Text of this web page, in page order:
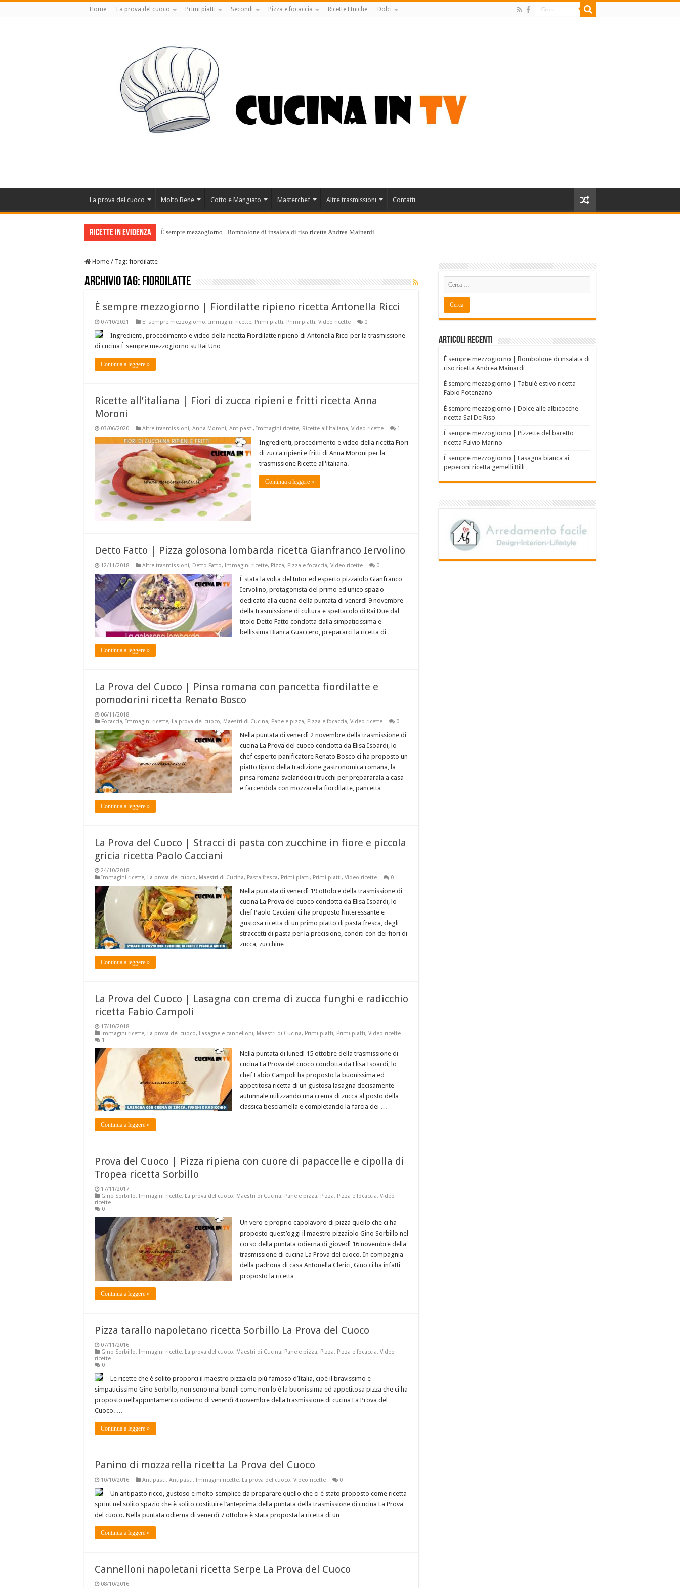
Home La prova del cuoco Primi piatti Secondi Pizza e focaccia Ricette Etniche Dolci
La prova del cuoco Molto Bene Cotto e Mangiato Masterchef Altre trasmissioni Contatti
Ricette in evidenza È sempre mezzogiorno | Bombolone di insalata di riso ricetta Andrea Mainardi
Home / Tag: fiordilatte
Archivio tag: fiordilatte
È sempre mezzogiorno | Fiordilatte ripieno ricetta Antonella Ricci
07/10/2021 E' sempre mezzogiorno, Immagini ricette, Primi piatti, Primi piatti, Video ricette 0
Ingredienti, procedimento e video della ricetta Fiordilatte ripieno di Antonella Ricci per la trasmissione
di cucina È sempre mezzogiorno su Rai Uno
Continua a leggere »
Ricette all’italiana | Fiori di zucca ripieni e fritti ricetta Anna
Moroni
03/06/2020 Altre trasmissioni, Anna Moroni, Antipasti, Immagini ricette, Ricette all'Italiana, Video ricette 1
Ingredienti, procedimento e video della ricetta Fiori
di zucca ripieni e fritti di Anna Moroni per la
trasmissione Ricette all'italiana.
Continua a leggere »
Detto Fatto | Pizza golosona lombarda ricetta Gianfranco Iervolino
12/11/2018 Altre trasmissioni, Detto Fatto, Immagini ricette, Pizza, Pizza e focaccia, Video ricette 0
È stata la volta del tutor ed esperto pizzaiolo Gianfranco
Iervolino, protagonista del primo ed unico spazio
dedicato alla cucina della puntata di venerdì 9 novembre
della trasmissione di cultura e spettacolo di Rai Due dal
titolo Detto Fatto condotta dalla simpaticissima e
bellissima Bianca Guaccero, prepararci la ricetta di …
Continua a leggere »
La Prova del Cuoco | Pinsa romana con pancetta fiordilatte e
pomodorini ricetta Renato Bosco
06/11/2018
Focaccia, Immagini ricette, La prova del cuoco, Maestri di Cucina, Pane e pizza, Pizza e focaccia, Video ricette 0
Nella puntata di venerdì 2 novembre della trasmissione di
cucina La Prova del cuoco condotta da Elisa Isoardi, lo
chef esperto panificatore Renato Bosco ci ha proposto un
piatto tipico della tradizione gastronomica romana, la
pinsa romana svelandoci i trucchi per prepararala a casa
e farcendola con mozzarella fiordilatte, pancetta …
Continua a leggere »
La Prova del Cuoco | Stracci di pasta con zucchine in fiore e piccola
gricia ricetta Paolo Cacciani
24/10/2018
Immagini ricette, La prova del cuoco, Maestri di Cucina, Pasta fresca, Primi piatti, Primi piatti, Video ricette 0
Nella puntata di venerdì 19 ottobre della trasmissione di
cucina La Prova del cuoco condotta da Elisa Isoardi, lo
chef Paolo Cacciani ci ha proposto l’interessante e
gustosa ricetta di un primo piatto di pasta fresca, degli
straccetti di pasta per la precisione, conditi con dei fiori di
zucca, zucchine …
Continua a leggere »
La Prova del Cuoco | Lasagna con crema di zucca funghi e radicchio
ricetta Fabio Campoli
17/10/2018
Immagini ricette, La prova del cuoco, Lasagne e cannelloni, Maestri di Cucina, Primi piatti, Primi piatti, Video ricette
1
Nella puntata di lunedì 15 ottobre della trasmissione di
cucina La Prova del cuoco condotta da Elisa Isoardi, lo
chef Fabio Campoli ha proposto la buonissima ed
appetitosa ricetta di un gustosa lasagna decisamente
autunnale utilizzando una crema di zucca al posto della
classica besciamella e completando la farcia dei …
Continua a leggere »
Prova del Cuoco | Pizza ripiena con cuore di papaccelle e cipolla di
Tropea ricetta Sorbillo
17/11/2017
Gino Sorbillo, Immagini ricette, La prova del cuoco, Maestri di Cucina, Pane e pizza, Pizza, Pizza e focaccia, Video
ricette
0
Un vero e proprio capolavoro di pizza quello che ci ha
proposto quest’oggi il maestro pizzaiolo Gino Sorbillo nel
corso della puntata odierna di giovedì 16 novembre della
trasmissione di cucina La Prova del cuoco. In compagnia
della padrona di casa Antonella Clerici, Gino ci ha infatti
proposto la ricetta …
Continua a leggere »
Pizza tarallo napoletano ricetta Sorbillo La Prova del Cuoco
07/11/2016
Gino Sorbillo, Immagini ricette, La prova del cuoco, Maestri di Cucina, Pane e pizza, Pizza, Pizza e focaccia, Video
ricette
0
Le ricette che è solito proporci il maestro pizzaiolo più famoso d’Italia, cioè il bravissimo e
simpaticissimo Gino Sorbillo, non sono mai banali come non lo è la buonissima ed appetitosa pizza che ci ha
proposto nell’appuntamento odierno di venerdì 4 novembre della trasmissione di cucina La Prova del
Cuoco. …
Continua a leggere »
Panino di mozzarella ricetta La Prova del Cuoco
10/10/2016 Antipasti, Antipasti, Immagini ricette, La prova del cuoco, Video ricette 0
Un antipasto ricco, gustoso e molto semplice da preparare quello che ci è stato proposto come ricetta
sprint nel solito spazio che è solito costituire l’anteprima della puntata della trasmissione di cucina La Prova
del cuoco. Nella puntata odierna di venerdì 7 ottobre è stata proposta la ricetta di un …
Continua a leggere »
Cannelloni napoletani ricetta Serpe La Prova del Cuoco
08/10/2016
Articoli recenti
È sempre mezzogiorno | Bombolone di insalata di
riso ricetta Andrea Mainardi
È sempre mezzogiorno | Tabulè estivo ricetta
Fabio Potenzano
È sempre mezzogiorno | Dolce alle albicocche
ricetta Sal De Riso
È sempre mezzogiorno | Pizzette del baretto
ricetta Fulvio Marino
È sempre mezzogiorno | Lasagna bianca ai
peperoni ricetta gemelli Billi